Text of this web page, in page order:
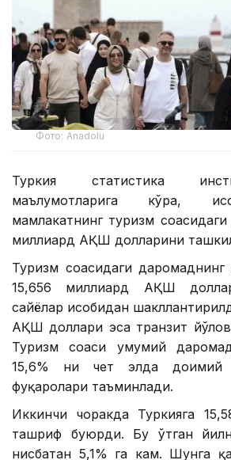
Фото: Anadolu
Туркия статистика
маълумотларига кўра,
мамлакатнинг туризм
миллиард АҚШ долларини
Туризм соҳасидаги
15,656 миллиард АҚШ
сайёҳлар ҳисобидан
АҚШ доллари эса транзит
Туризм соҳаси умумий
15,6% ни чет элда доимий
фуқаролари таъминлади.
Иккинчи чоракда Туркияга
ташриф буюрди. Бу ўтган
нисбатан 5,1% га кам. Шунга